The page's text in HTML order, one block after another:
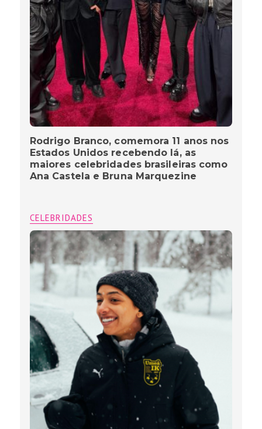
Rodrigo Branco, comemora 11 anos nos
Estados Unidos recebendo lá, as
maiores celebridades brasileiras como
Ana Castela e Bruna Marquezine
CELEBRIDADES